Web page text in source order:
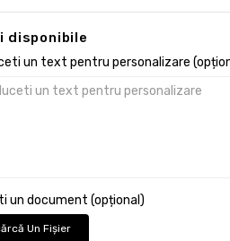
disponibile
un text pentru personalizare
un document (opțional)
Un Fişier